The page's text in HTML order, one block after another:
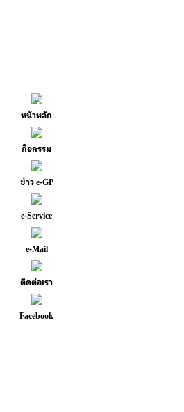
หน้าหลัก
กิจกรรม
ข่าว e-GP
e-Service
e-Mail
ติดต่อเรา
Facebook